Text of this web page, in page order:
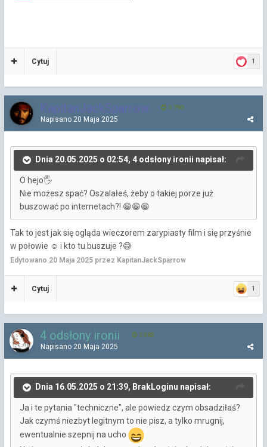
1
Cytuj
KapitanJackSparrow 3 790
Napisano 20 Maja 2025
Dnia 20.05.2025 o 02:54, 4 odsłony ironii napisał:
O hejo🖐
Nie możesz spać? Oszalałeś, żeby o takiej porze już
buszować po internetach?! 😁😁😁
Tak to jest jak się ogląda wieczorem zarypiasty film i się przyśnie
w połowie ☺️ i kto tu buszuje ?😅
Edytowano 20 Maja 2025 przez KapitanJackSparrow
1
Cytuj
4 odsłony ironii 2 585
Napisano 20 Maja 2025
Dnia 16.05.2025 o 21:39, BrakLoginu napisał:
Ja i te pytania "techniczne", ale powiedz czym obsadziłaś?
Jak czymś niezbyt legitnym to nie pisz, a tylko mrugnij,
ewentualnie szepnij na ucho